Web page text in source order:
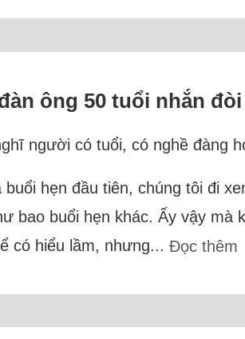
ông 50 tuổi nhắn
người có tuổi, có nghề đàng
buổi hẹn đầu tiên, chúng tôi đi
bao buổi hẹn khác. Ấy vậy mà
có hiểu lầm, nhưng... Đọc thêm